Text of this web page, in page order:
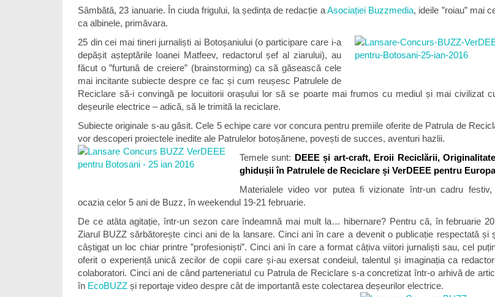
Sâmbătă, 23 ianuarie. În ciuda frigului, la ședința de redacție aAsociației Buzzmedia, ideile ”roiau” mai
ca albinele, primăvara.
25 din cei mai tineri jurnaliști ai Botoșaniului (o participare care i-a
depășit așteptările Ioanei Matfeev, redactorul șef al ziarului), au
făcut o ”furtună de creiere” (brainstorming) ca să găsească cele
mai incitante subiecte despre ce fac și cum reușesc Patrulele de
Reciclare să-i convingă pe locuitorii orașului lor să se poarte mai frumos cu mediul și mai civilizat
deșeurile electrice – adică, să le trimită la reciclare.
Subiecte originale s-au găsit. Cele 5 echipe care vor concura pentru premiile oferite de Patrula de
vor descoperi proiectele inedite ale Patrulelor botoșănene, povești de succes, aventuri hazlii.
Temele sunt: DEEE și art-craft, Eroii Reciclării,
ghidușii în Patrulele de Reciclare și VerDEEE pentru Europa
Materialele video vor putea fi vizionate într-un cadru
ocazia celor 5 ani de Buzz, în weekendul 19-21 februarie.
De ce atâta agitație, într-un sezon care îndeamnă mai mult la… hibernare? Pentru că, în februarie
Ziarul BUZZ sărbătorește cinci ani de la lansare. Cinci ani în care a devenit o publicație respectată și
câștigat un loc chiar printre ”profesioniști”. Cinci ani în care a format câțiva viitori jurnaliști sau, cel
oferit o experiență unică zecilor de copii care și-au exersat condeiul, talentul și imaginația ca
colaboratori. Cinci ani de când parteneriatul cu Patrula de Reciclare s-a concretizat într-o arhivă de
în EcoBUZZ și reportaje video despre cât de importantă este colectarea deșeurilor electrice.